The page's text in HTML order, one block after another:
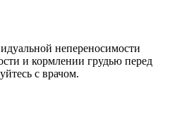
непереносимости
и кормлении грудью перед
с врачом.